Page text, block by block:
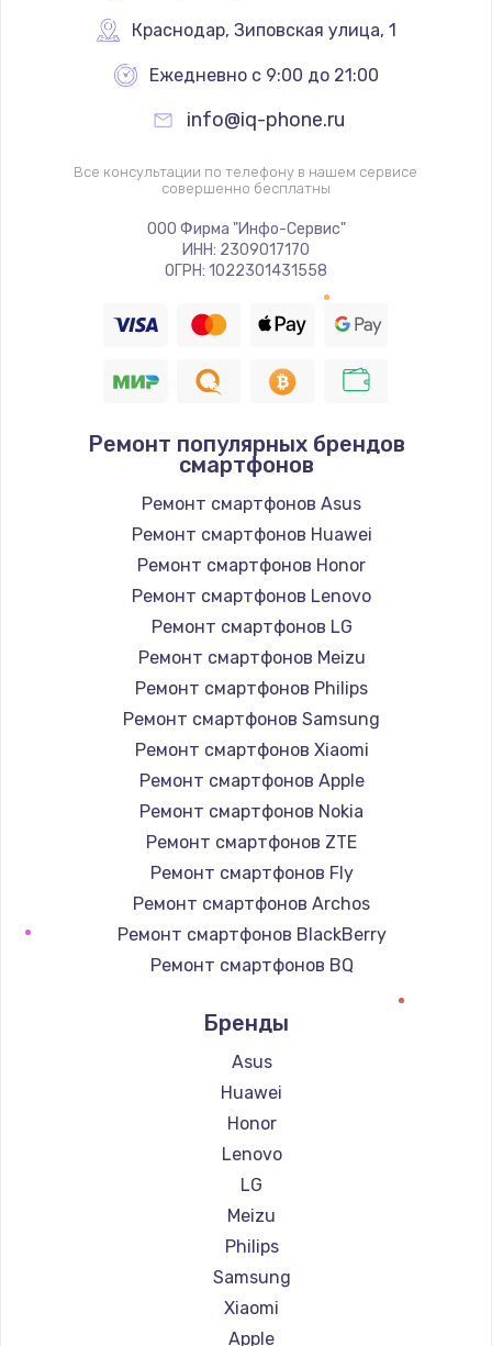
Краснодар, Зиповская улица, 1
Ежедневно с 9:00 до 21:00
info@iq-phone.ru
Все консультации по телефону в нашем сервисе
совершенно бесплатны
ООО Фирма "Инфо-Сервис"
ИНН: 2309017170
ОГРН: 1022301431558
Ремонт популярных брендов
смартфонов
Ремонт смартфонов Asus
Ремонт смартфонов Huawei
Ремонт смартфонов Honor
Ремонт смартфонов Lenovo
Ремонт смартфонов LG
Ремонт смартфонов Meizu
Ремонт смартфонов Philips
Ремонт смартфонов Samsung
Ремонт смартфонов Xiaomi
Ремонт смартфонов Apple
Ремонт смартфонов Nokia
Ремонт смартфонов ZTE
Ремонт смартфонов Fly
Ремонт смартфонов Archos
Ремонт смартфонов BlackBerry
Ремонт смартфонов BQ
Ремонт смартфонов Digma
Ремонт смартфонов Ginzzu
Ремонт смартфонов Highscreen
Ремонт смартфонов Irbis
Ремонт смартфонов Kyocera
Ремонт смартфонов LeEco
Ремонт смартфонов OnePlus
Ремонт смартфонов teXet
Ремонт смартфонов Motorola
Ремонт смартфонов Prestigio
Ремонт смартфонов Vertex
Бренды
Asus
Huawei
Honor
Lenovo
LG
Meizu
Philips
Samsung
Xiaomi
Apple